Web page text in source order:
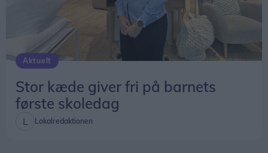
Aktuelt
Stor kæde giver fri på barnets
første skoledag
Lokalredaktionen